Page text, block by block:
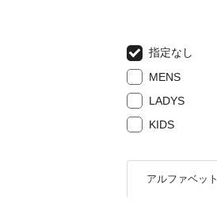
指定なし
MENS
LADYS
KIDS
アルファベット